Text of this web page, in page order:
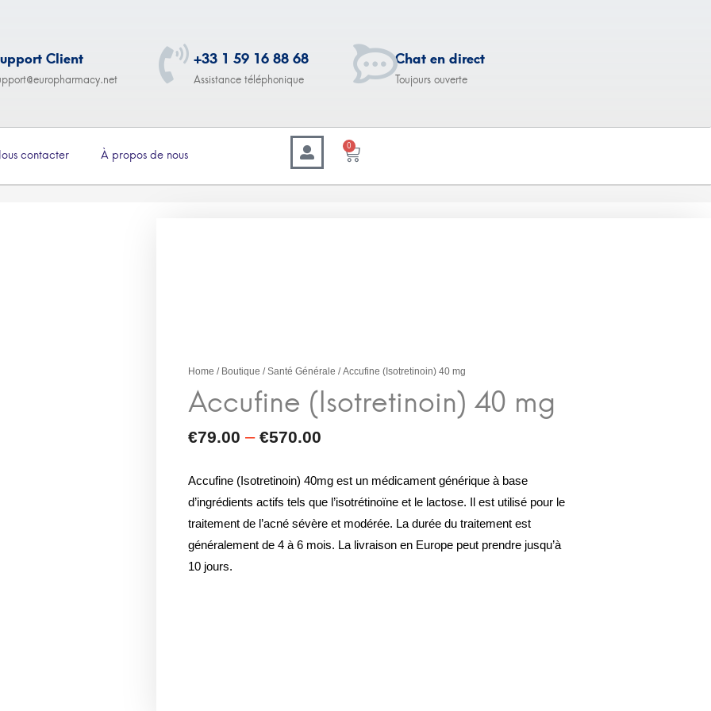
Client +33 1 59 16 88 68
Assistance téléphonique
Chat en direct
Toujours ouverte
contacter À propos de nous
0
Home / Boutique /Santé Générale / Accufine (Isotretinoin) 40 mg
Accufine (Isotretinoin) 40mg est un médicament générique à base
d’ingrédients actifs tels que l’isotrétinoïne et le lactose. Il est utilisé pour le
traitement de l’acné sévère et modérée. La durée du traitement est
généralement de 4 à 6 mois. La livraison en Europe peut prendre jusqu’à
10 jours.